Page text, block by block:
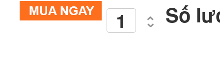
Số